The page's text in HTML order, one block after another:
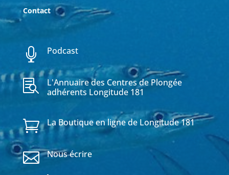
Contact
 Podcast

L'Annuaire des Centres de Plongée
adhérents Longitude 181
 La Boutique en ligne de Longitude 181
 Nous écrire